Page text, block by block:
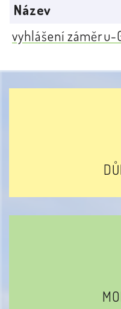
Název
vyhlášení záměru-